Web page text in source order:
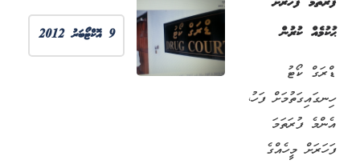
9 އޮކްޓޯބަރު 2012
ޙުކުމެއް ކުރުން
ޑްރަގް ކޯޓު
ހިނގައިގަތުމަށް ފަހު،
އެންމެ ފުރަތަމަ
ފަހަރަށް މީހެއްގެ